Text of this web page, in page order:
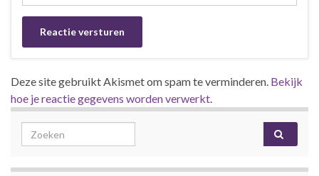
Deze site gebruikt Akismet om spam te verminderen. Bekijk
hoe je reactie gegevens worden verwerkt.
Search for: